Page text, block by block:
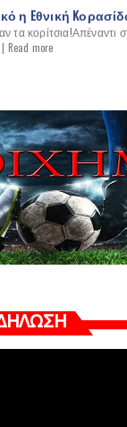
η Eθνική
τα κορίτσια!Απέναντι
Read more